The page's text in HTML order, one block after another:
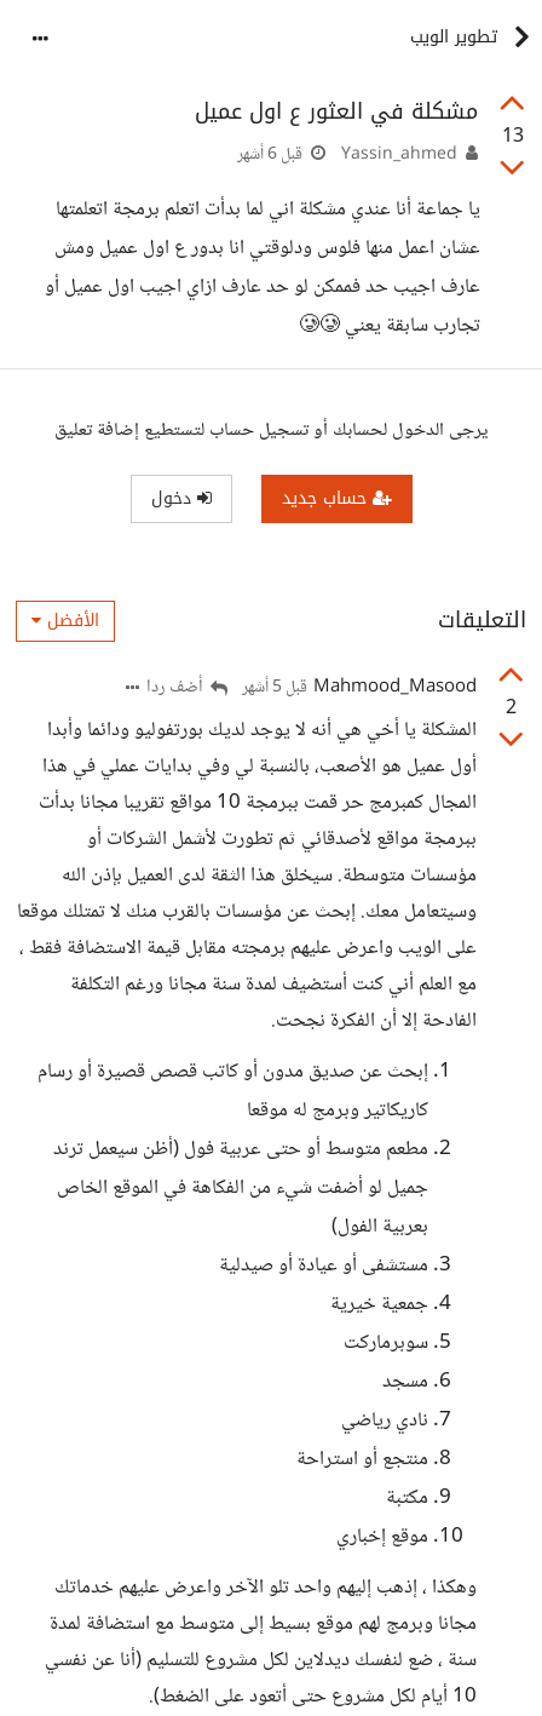
تطوير الويب
13
مشكلة في العثور ع اول عميل
قبل 6 أشهر
يا جماعة أنا عندي مشكلة اني لما بدأت اتعلم برمجة اتعلمتها
عشان اعمل منها فلوس ودلوقتي انا بدور ع اول عميل ومش
عارف اجيب حد فممكن لو حد عارف ازاي اجيب اول عميل أو
تجارب سابقة يعني 🥲🥲
يرجى الدخول لحسابك أو تسجيل حساب لتستطيع إضافة تعليق
حساب جديد دخول
التعليقات الأفضل
2
Mahmood_Masood قبل 5 أشهر أضف ردا
المشكلة يا أخي هي أنه لا يوجد لديك بورتفوليو ودائما وأبدا
أول عميل هو الأصعب، بالنسبة لي وفي بدايات عملي في هذا
المجال كمبرمج حر قمت ببرمجة 10 مواقع تقريبا مجانا بدأت
ببرمجة مواقع لأصدقائي ثم تطورت لأشمل الشركات أو
مؤسسات متوسطة. سيخلق هذا الثقة لدى العميل بإذن الله
وسيتعامل معك. إبحث عن مؤسسات بالقرب منك لا تمتلك موقعا
على الويب واعرض عليهم برمجته مقابل قيمة الاستضافة فقط ،
مع العلم أني كنت أستضيف لمدة سنة مجانا ورغم التكلفة
الفادحة إلا أن الفكرة نجحت.
إبحث عن صديق مدون أو كاتب قصص قصيرة أو رسام
كاريكاتير وبرمج له موقعا
مطعم متوسط أو حتى عربية فول (أظن سيعمل ترند
جميل لو أضفت شيء من الفكاهة في الموقع الخاص
بعربية الفول)
مستشفى أو عيادة أو صيدلية
جمعية خيرية
سوبرماركت
مسجد
نادي رياضي
منتجع أو استراحة
مكتبة
موقع إخباري
وهكذا ، إذهب إليهم واحد تلو الآخر واعرض عليهم خدماتك
مجانا وبرمج لهم موقع بسيط إلى متوسط مع استضافة لمدة
سنة ، ضع لنفسك ديدلاين لكل مشروع للتسليم (أنا عن نفسي
10 أيام لكل مشروع حتى أتعود على الضغط).